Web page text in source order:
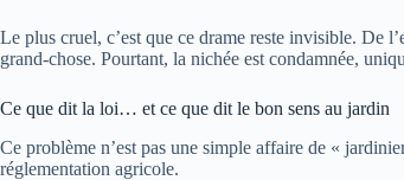
Le plus cruel, c’est que ce drame reste invisible. De
grand-chose. Pourtant, la nichée est condamnée,
Ce que dit la loi… et ce que dit le bon sens au jardin
Ce problème n’est pas une simple affaire de «
réglementation agricole.